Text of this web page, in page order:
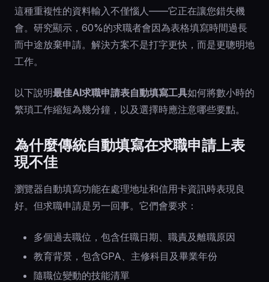
這種重複性的資料輸入不僅惱人——它正在讓您錯失機
會。研究顯示，60%的求職者會因為表格填寫時間過長
而中途放棄申請。解決方案不是打字更快，而是更聰明地
工作。
以下說明最佳AI求職申請表自動填寫工具如何將數小時的
繁瑣工作縮短為幾分鐘，以及選擇時應注意哪些要點。
為什麼傳統自動填寫在求職申請上表
現不佳
瀏覽器自動填寫功能在處理地址和信用卡資訊時表現良
好。但求職申請是另一回事。它們會要求：
多個過去職位，包含任職日期、職責及離職原因
教育背景，包含GPA、主修科目及畢業年份
隨職位變動的技能清單